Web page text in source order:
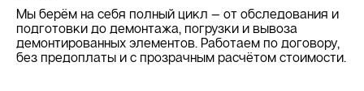
Мы берём на себя полный цикл — от обследования и
подготовки до демонтажа, погрузки и вывоза
демонтированных элементов. Работаем по договору,
без предоплаты и с прозрачным расчётом стоимости.